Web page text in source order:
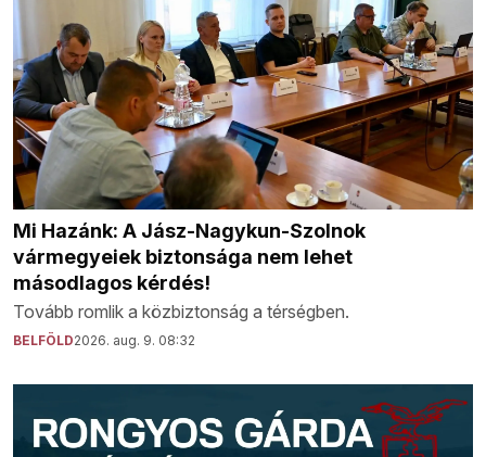
Mi Hazánk: A Jász-Nagykun-Szolnok
vármegyeiek biztonsága nem lehet
másodlagos kérdés!
Tovább romlik a közbiztonság a térségben.
BELFÖLD2026. aug. 9. 08:32